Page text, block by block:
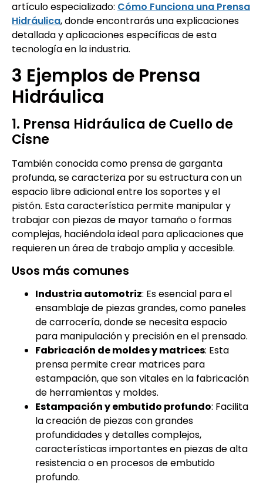
artículo especializado: Cómo Funciona una Prensa
Hidráulica, donde encontrarás una explicaciones
detallada y aplicaciones específicas de esta
tecnología en la industria.
3 Ejemplos de Prensa
Hidráulica
1. Prensa Hidráulica de Cuello de
Cisne
También conocida como prensa de garganta
profunda, se caracteriza por su estructura con un
espacio libre adicional entre los soportes y el
pistón. Esta característica permite manipular y
trabajar con piezas de mayor tamaño o formas
complejas, haciéndola ideal para aplicaciones que
requieren un área de trabajo amplia y accesible.
Usos más comunes
Industria automotriz: Es esencial para el
ensamblaje de piezas grandes, como paneles
de carrocería, donde se necesita espacio
para manipulación y precisión en el prensado.
Fabricación de moldes y matrices: Esta
prensa permite crear matrices para
estampación, que son vitales en la fabricación
de herramientas y moldes.
Estampación y embutido profundo: Facilita
la creación de piezas con grandes
profundidades y detalles complejos,
características importantes en piezas de alta
resistencia o en procesos de embutido
profundo.